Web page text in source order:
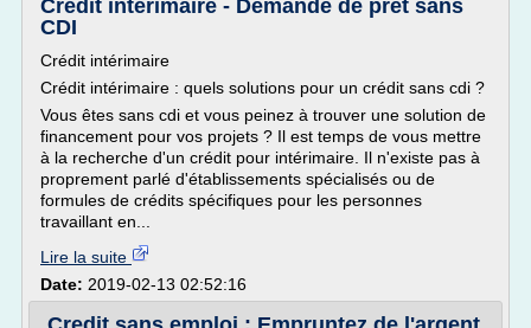
Crédit intérimaire - Demande de pret sans
CDI
Crédit intérimaire
Crédit intérimaire : quels solutions pour un crédit sans cdi ?
Vous êtes sans cdi et vous peinez à trouver une solution de
financement pour vos projets ? Il est temps de vous mettre
à la recherche d'un crédit pour intérimaire. Il n'existe pas à
proprement parlé d'établissements spécialisés ou de
formules de crédits spécifiques pour les personnes
travaillant en...
Lire la suite
Date: 2019-02-13 02:52:16